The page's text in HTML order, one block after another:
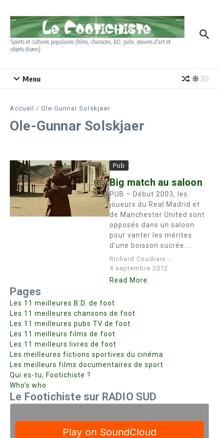
Sports et cultures populaires (films, chansons, BD, pubs, œuvres d'art et
objets divers)
Menu
Accueil / Ole-Gunnar Solskjaer
Ole-Gunnar Solskjaer
Pub
Big match au saloon
PUB – Début 2003, les
joueurs du Real Madrid et
de Manchester United sont
opposés dans un saloon
pour vanter les mérites
d’une boisson sucrée....
Richard Coudrais
4 septembre 2012
Read More
Pages
Les 11 meilleures B.D. de foot
Les 11 meilleures chansons de foot
Les 11 meilleures pubs TV de foot
Les 11 meilleurs films de foot
Les 11 meilleurs livres de foot
Les meilleures fictions sportives du cinéma
Les meilleurs films documentaires de sport
Qui es-tu, Footichiste ?
Who’s who
Le Footichiste sur RADIO SUD